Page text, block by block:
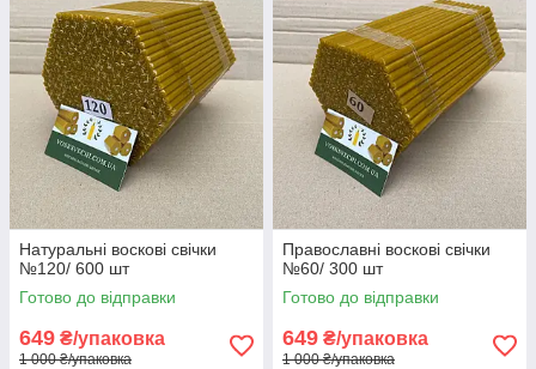
Натуральні воскові свічки
№120/ 600 шт
Готово до відправки
649 ₴/упаковка
1 000 ₴/упаковка
Православні воскові свічки
№60/ 300 шт
Готово до відправки
649 ₴/упаковка
1 000 ₴/упаковка